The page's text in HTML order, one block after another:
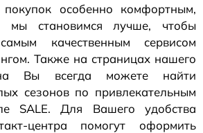
покупок особенно комфортным,
становимся лучше, чтобы
качественным сервисом
Также на страницах нашего
Вы всегда можете найти
сезонов по привлекательным
SALE. Для Вашего удобства
центра помогут оформить